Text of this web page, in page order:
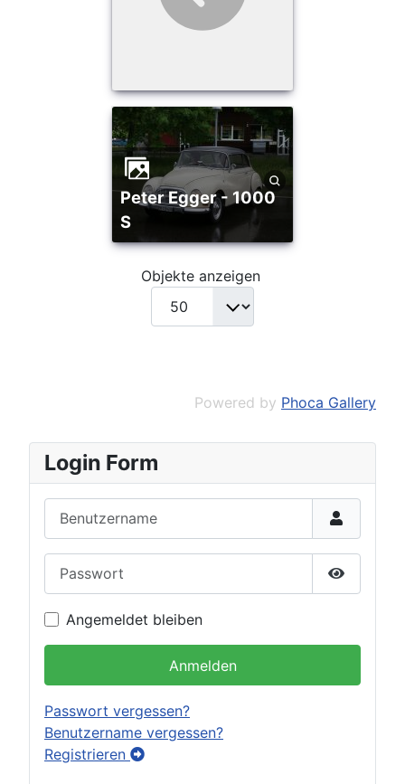
Peter Egger - 1000
S
Objekte anzeigen
Powered by Phoca Gallery
Login Form
Passwort
Angemeldet bleiben
Anmelden
Passwort vergessen?
Benutzername vergessen?
Registrieren